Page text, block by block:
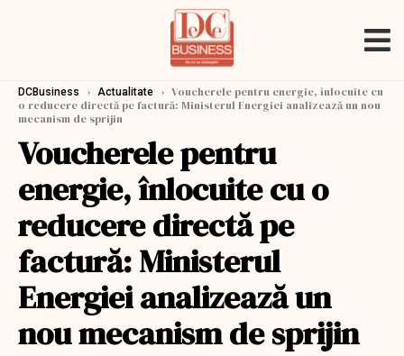
DCBusiness › Actualitate › Voucherele pentru energie, înlocuite cu
o reducere directă pe factură: Ministerul Energiei analizează un nou
mecanism de sprijin
Voucherele pentru
energie, înlocuite cu o
reducere directă pe
factură: Ministerul
Energiei analizează un
nou mecanism de sprijin